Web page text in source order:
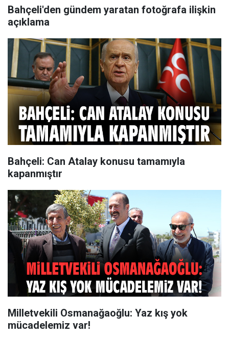
Bahçeli'den gündem yaratan fotoğrafa ilişkin
açıklama
Bahçeli: Can Atalay konusu tamamıyla
kapanmıştır
Milletvekili Osmanağaoğlu: Yaz kış yok
mücadelemiz var!